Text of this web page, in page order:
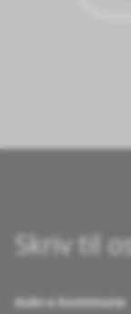
Skriv til
Aukra kommune